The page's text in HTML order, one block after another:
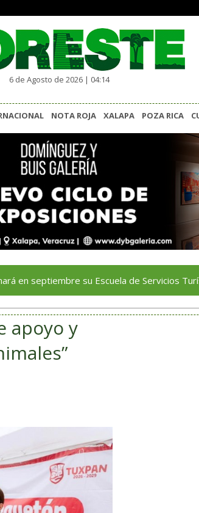
6 de Agosto de 2026 | 04:14
NOTA ROJA XALAPA POZA RICA
su Escuela de Servicios Turísticos:
apoyo y